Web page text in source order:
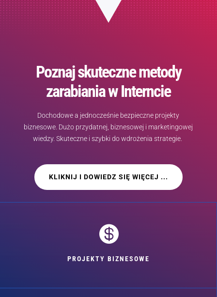
Poznaj skuteczne metody
zarabiania w Interncie
Dochodowe a jednocześnie bezpieczne projekty
biznesowe. Dużo przydatnej, biznesowej i marketingowej
wiedzy. Skuteczne i szybki do wdrożenia strategie.
KLIKNIJ I DOWIEDZ SIĘ WIĘCEJ ...

PROJEKTY BIZNESOWE